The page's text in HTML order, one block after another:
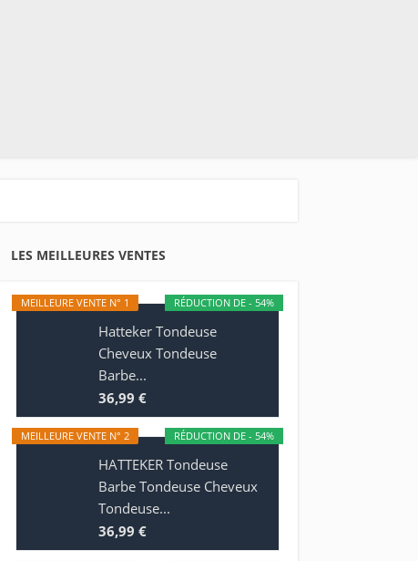
LES MEILLEURES VENTES
RÉDUCTION DE - 54%
MEILLEURE VENTE N° 1
Hatteker Tondeuse
Cheveux Tondeuse
Barbe...
36,99 €
RÉDUCTION DE - 54%
MEILLEURE VENTE N° 2
HATTEKER Tondeuse
Barbe Tondeuse Cheveux
Tondeuse...
36,99 €